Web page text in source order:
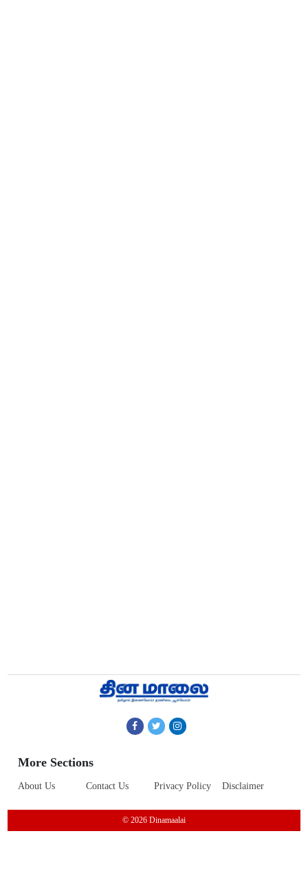
More Sections
About Us Contact Us Privacy Policy Disclaimer
© 2026 Dinamaalai